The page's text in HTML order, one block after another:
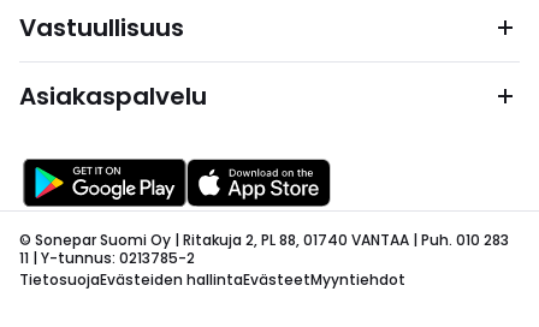
Vastuullisuus
Asiakaspalvelu
© Sonepar Suomi Oy | Ritakuja 2, PL 88, 01740 VANTAA | Puh. 010 283
11 | Y-tunnus: 0213785-2
TietosuojaEvästeiden hallintaEvästeetMyyntiehdot